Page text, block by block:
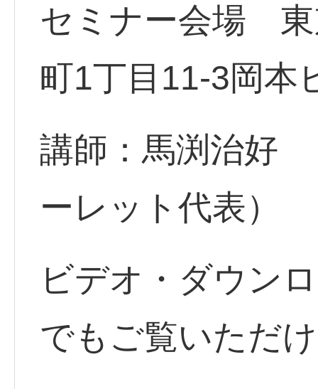
セミナー会場 東
町1丁目11-3岡本
講師：馬渕治好
ーレット代表）
ビデオ・ダウン
でもご覧いただ